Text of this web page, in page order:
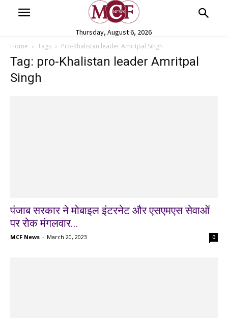
Thursday, August 6, 2026
Home Tags Pro-Khalistan leader Amritpal Singh
Tag: pro-Khalistan leader Amritpal
Singh
पंजाब सरकार ने मोबाइल इंटरनेट और एसएमएस सेवाओं
पर रोक मंगलवार...
MCF News - March 20, 2023 0